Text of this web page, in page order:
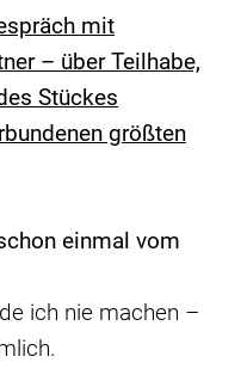
mit
– über Teilhabe,
Stückes
größten
einmal vom
ich nie machen –